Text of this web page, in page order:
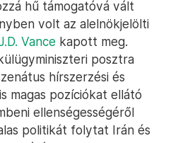
alatt álló szenátus
a külügyminiszteri
az is, hogy a Fehér Ház
lesz. Az első nyíltan
lehet az Egyesült